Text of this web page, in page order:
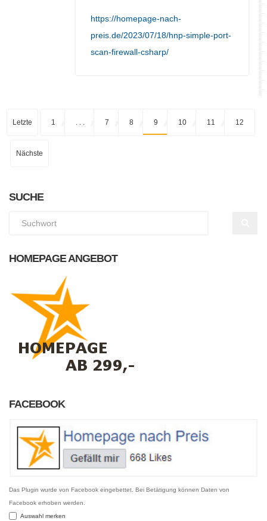
https://homepage-nach-
preis.de/2023/07/18/hnp-simple-port-
scan-firewall-csharp/
Letzte 1 7 8 9 10 11 12
Nächste
SUCHE
HOMEPAGE ANGEBOT
FACEBOOK
Das Plugin wurde von Facebook eingebettet. Bei Betätigung können Daten von
Facebook erhoben werden.
Auswahl merken